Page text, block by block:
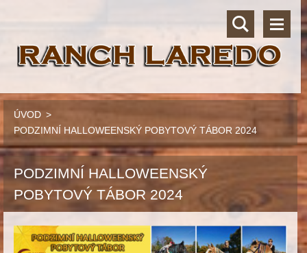
ÚVOD >
PODZIMNÍ HALLOWEENSKÝ POBYTOVÝ TÁBOR 2024
PODZIMNÍ HALLOWEENSKÝ
POBYTOVÝ TÁBOR 2024